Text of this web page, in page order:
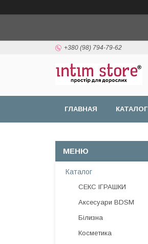
+380 (98) 794-79-62
ГЛАВНАЯ КАТАЛОГ
Каталог
СЕКС ІГРАШКИ
Аксесуари BDSM
Білизна
Косметика